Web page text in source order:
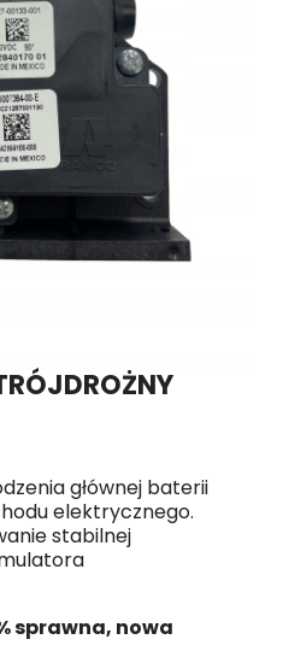
głównej baterii
elektrycznego.
stabilnej
sprawna, nowa